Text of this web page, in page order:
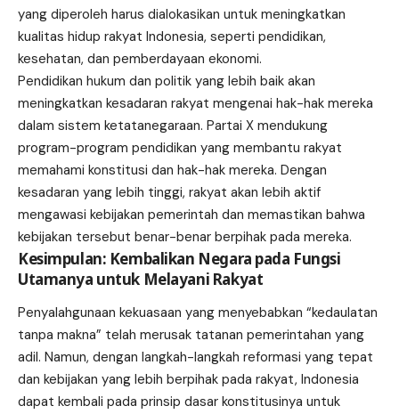
yang diperoleh harus dialokasikan untuk meningkatkan
kualitas hidup rakyat Indonesia, seperti pendidikan,
kesehatan, dan pemberdayaan ekonomi.
Pendidikan hukum dan politik yang lebih baik akan
meningkatkan kesadaran rakyat mengenai hak-hak mereka
dalam sistem ketatanegaraan. Partai X mendukung
program-program pendidikan yang membantu rakyat
memahami konstitusi dan hak-hak mereka. Dengan
kesadaran yang lebih tinggi, rakyat akan lebih aktif
mengawasi kebijakan pemerintah dan memastikan bahwa
kebijakan tersebut benar-benar berpihak pada mereka.
Kesimpulan: Kembalikan Negara pada Fungsi
Utamanya untuk Melayani Rakyat
Penyalahgunaan kekuasaan yang menyebabkan “kedaulatan
tanpa makna” telah merusak tatanan pemerintahan yang
adil. Namun, dengan langkah-langkah reformasi yang tepat
dan kebijakan yang lebih berpihak pada rakyat, Indonesia
dapat kembali pada prinsip dasar konstitusinya untuk